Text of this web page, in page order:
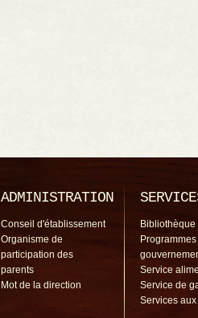
ADMINISTRATION
Conseil d'établissement
Organisme de
participation des
parents
Mot de la direction
Bibliothèque
Programmes
Service
Service de
Services